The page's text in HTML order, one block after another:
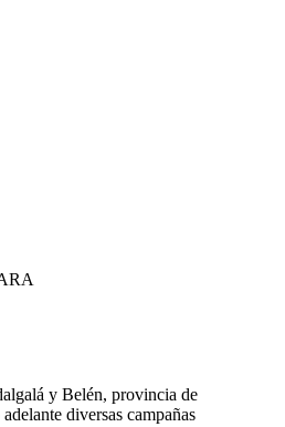
y Belén, provincia de
diversas campañas